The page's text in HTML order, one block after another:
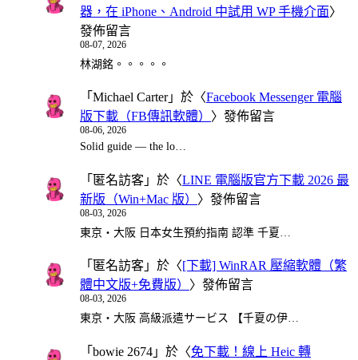
器，在 iPhone、Android 中試用 WP 手機介面〉
發佈留言
08-07, 2026
林湖銘。。。。。
「 Michael Carter」於〈Facebook Messenger 電腦
版下載（FB傳訊軟體） 〉發佈留言
08-06, 2026
Solid guide — the lo…
「 匿名訪客 」於〈LINE 電腦版官方下載 2026 最
新版（Win+Mac 版） 〉發佈留言
08-03, 2026
東京・大阪 日本女生預約指南 認準 千夏…
「 匿名訪客 」於〈[下載] WinRAR 壓縮軟體（繁
體中文版+免費版） 〉發佈留言
08-03, 2026
東京・大阪 高級派遣サービス 【千夏の伊…
「 bowie 2674 」於〈免下載！線上 Heic 轉